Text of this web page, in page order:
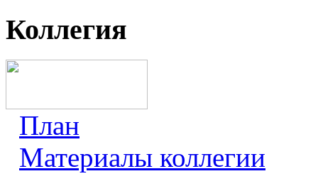
Коллегия
План
Материалы коллегии